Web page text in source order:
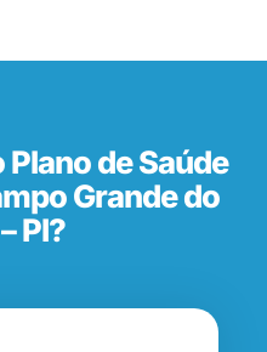
de Saúde
Grande do
PI?